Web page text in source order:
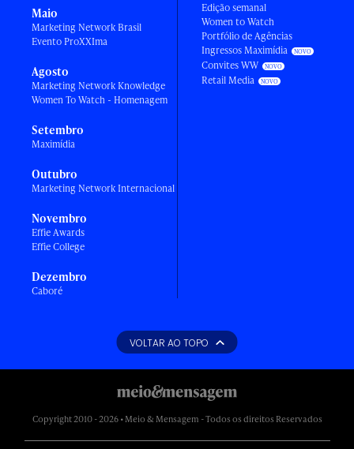
Maio
Marketing Network Brasil
Evento ProXXIma
Agosto
Marketing Network Knowledge
Women To Watch - Homenagem
Setembro
Maximídia
Outubro
Marketing Network Internacional
Novembro
Effie Awards
Effie College
Dezembro
Caboré
Edição semanal
Women to Watch
Portfólio de Agências
Ingressos Maximídia
Convites WW
Retail Media
VOLTAR AO TOPO
Copyright 2010 - 2026 • Meio & Mensagem - Todos os direitos Reservados